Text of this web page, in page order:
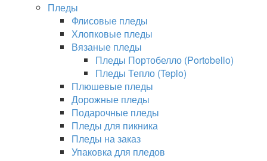
Пледы
Флисовые пледы
Хлопковые пледы
Вязаные пледы
Пледы Портобелло (Portobello)
Пледы Тепло (Teplo)
Плюшевые пледы
Дорожные пледы
Подарочные пледы
Пледы для пикника
Пледы на заказ
Упаковка для пледов